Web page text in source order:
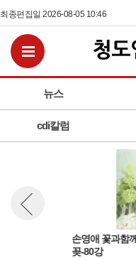
최종편집일 2026-08-05 10:46
뉴스
cdi칼럼
전체메뉴보기
손영애 꽃과함께2-
꽂-80강
뉴스 이전보기